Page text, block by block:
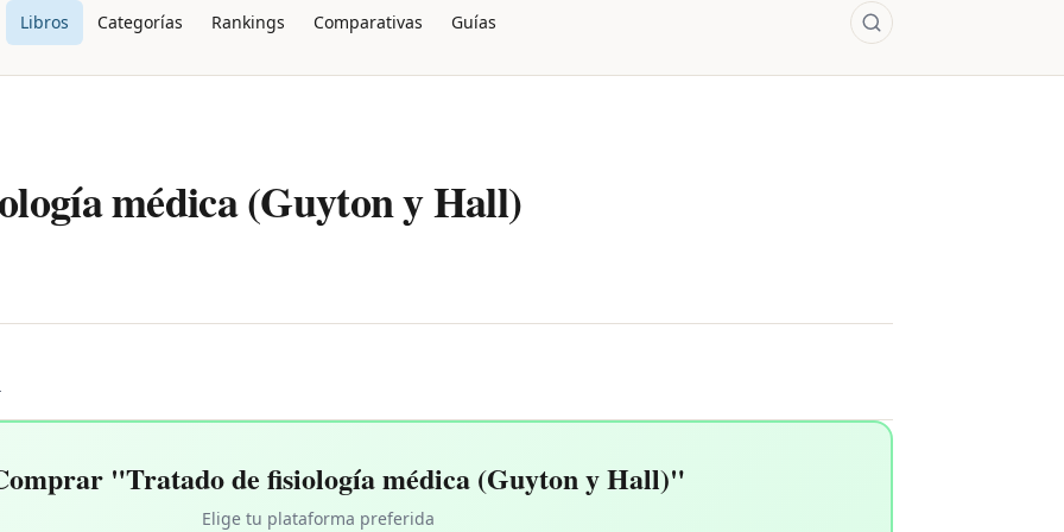
Libros Categorías Rankings Comparativas Guías
médica (Guyton y Hall)
"Tratado de fisiología médica (Guyton y Hall)"
Elige tu plataforma preferida